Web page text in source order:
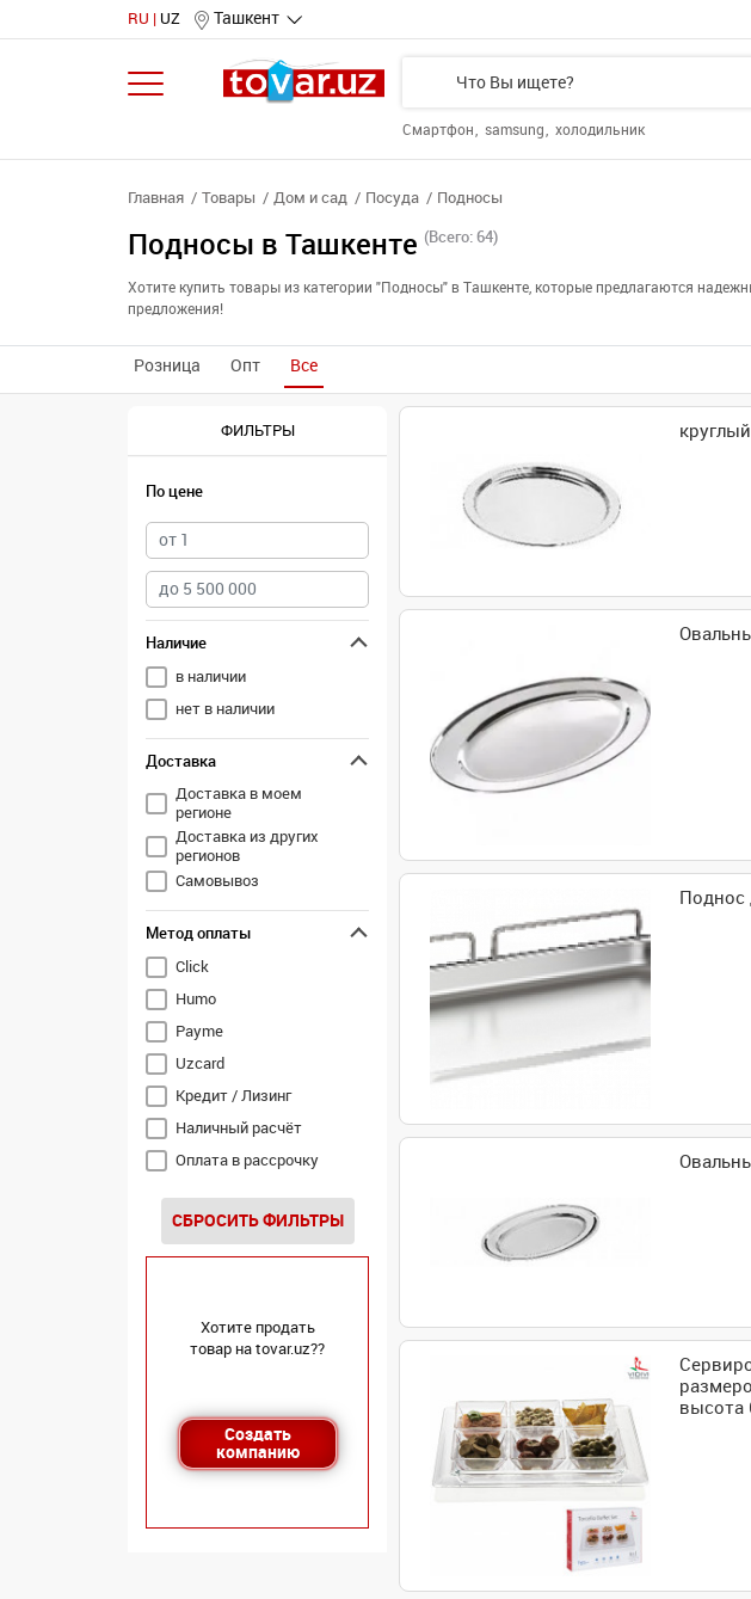
RU UZ Ташкент
Смартфон samsung холодильник
Главная Товары Дом и сад Посуда Подносы
Подносы в Ташкенте (Всего: 64)
Хотите купить товары из категории "Подносы" в Ташкенте, которые предлагаются
предложения!
Розница Опт Все
ФИЛЬТРЫ
По цене
Наличие
в наличии
нет в наличии
Доставка
Доставка в моем
регионе
Доставка из других
регионов
Самовывоз
Метод оплаты
Click
Humo
Payme
Uzcard
Кредит / Лизинг
Наличный расчёт
Оплата в рассрочку
СБРОСИТЬ ФИЛЬТРЫ
Хотите продать
товар на tovar.uz??
Создать
компанию
Поднос
высота